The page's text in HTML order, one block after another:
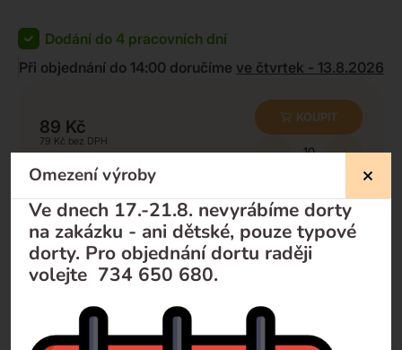
Dodání do 4 pracovních dní
Při objednání do 14:00 doručíme ve čtvrtek - 13.8.2026
89 Kč
79 Kč
KOUPIT
- +
Minimální množství k odběru:
Nevíte si rady?
Pomůžeme Vám
Omezení výroby
Ve dnech 17.-21.8. nevyrábíme dorty
na zakázku - ani dětské, pouze typové
dorty. Pro objednání dortu raději
volejte 734 650 680.